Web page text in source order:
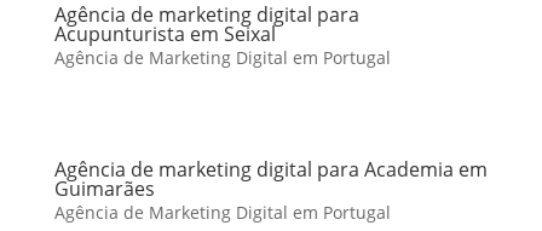
Agência de marketing digital para
Acupunturista em Seixal
Agência de Marketing Digital em Portugal
Agência de marketing digital para Academia em
Guimarães
Agência de Marketing Digital em Portugal